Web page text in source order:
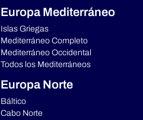
Europa Mediterráneo
Islas Griegas
Mediterráneo Completo
Mediterráneo Occidental
Todos los Mediterráneos
Europa Norte
Báltico
Cabo Norte